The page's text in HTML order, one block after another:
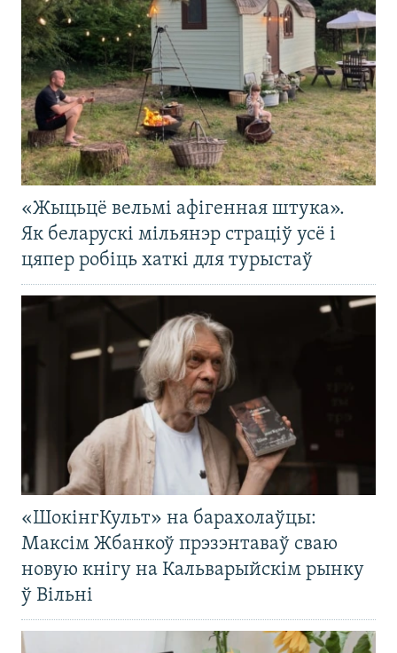
«Жыцьцё вельмі афігенная штука».
Як беларускі мільянэр страціў усё і
цяпер робіць хаткі для турыстаў
«ШокінгКульт» на барахолаўцы:
Максім Жбанкоў прэзэнтаваў сваю
новую кнігу на Кальварыйскім рынку
ў Вільні